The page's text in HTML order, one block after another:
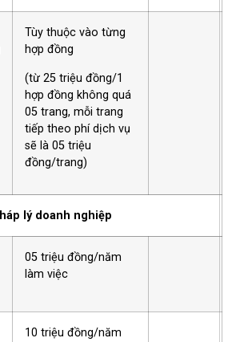
Tùy thuộc vào từng
hợp đồng
(từ 25 triệu đồng/1
hợp đồng không quá
05 trang, mỗi trang
tiếp theo phí dịch vụ
sẽ là 05 triệu
đồng/trang)
lý doanh nghiệp
05 triệu đồng/năm
làm việc
10 triệu đồng/năm